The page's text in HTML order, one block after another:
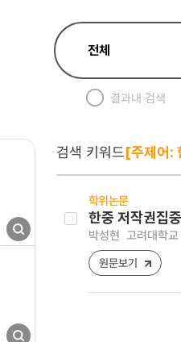
결과내 검색
검색 키워드[주제어:
학위논문
한중 저작권집
박성현 고려대학
원문보기